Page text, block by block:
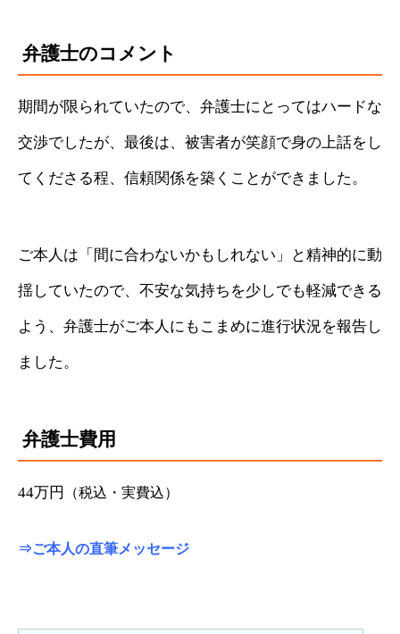
弁護士のコメント
期間が限られていたので、弁護士にとってはハードな
交渉でしたが、最後は、被害者が笑顔で身の上話をし
てくださる程、信頼関係を築くことができました。
ご本人は「間に合わないかもしれない」と精神的に動
揺していたので、不安な気持ちを少しでも軽減できる
よう、弁護士がご本人にもこまめに進行状況を報告し
ました。
弁護士費用
44万円 （税込・実費込）
⇒ご本人の直筆メッセージ